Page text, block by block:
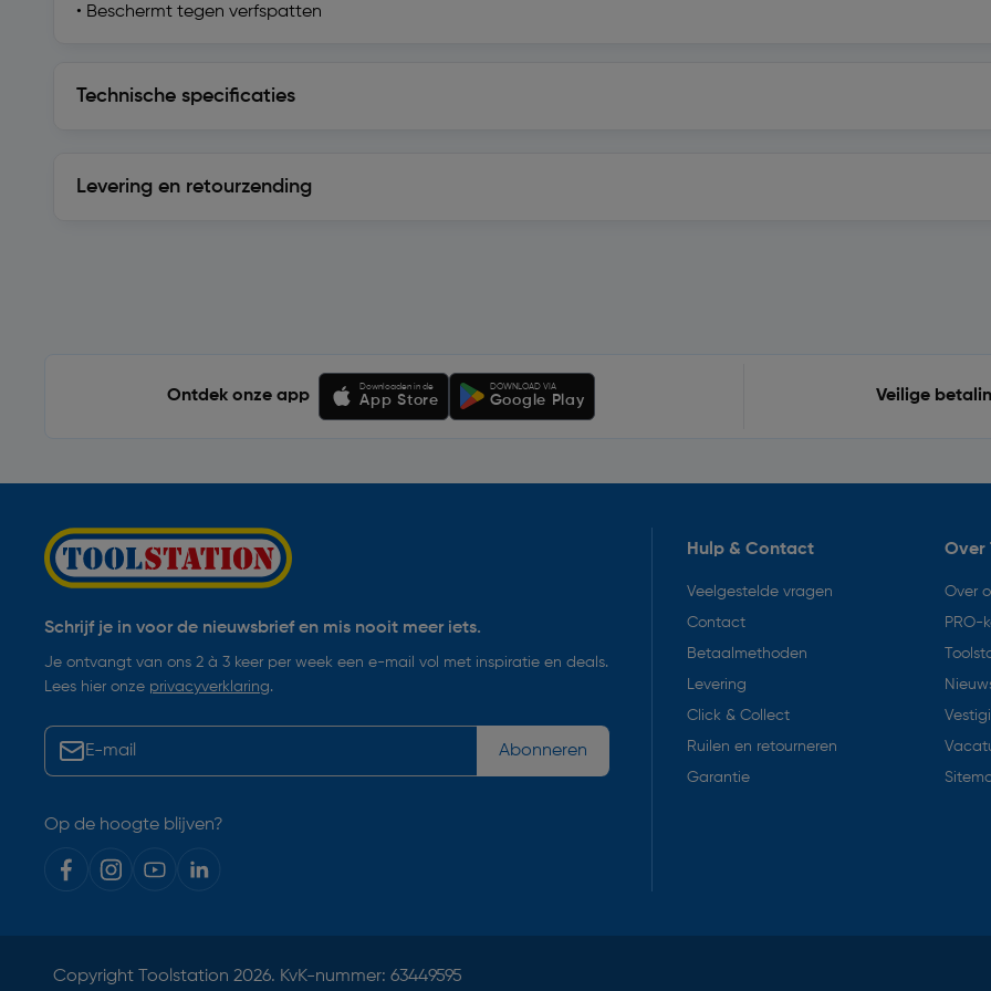
• Beschermt tegen verfspatten
Technische specificaties
Levering en retourzending
Ontdek onze app
Downloaden in de
App Store
DOWNLOAD VIA
Google Play Veilige
Schrijf je in voor de nieuwsbrief en mis nooit meer iets.
Je ontvangt van ons 2 à 3 keer per week een e-mail vol met inspiratie en deals.
Lees hier onze privacyverklaring.
Abonneren
Op de hoogte blijven?
Hulp & Contact
Veelgestelde vragen
Contact
Betaalmethoden
Levering
Click & Collect
Ruilen en retourneren
Garantie
Over
Over
PRO-
Copyright Toolstation 2026. KvK-nummer: 63449595